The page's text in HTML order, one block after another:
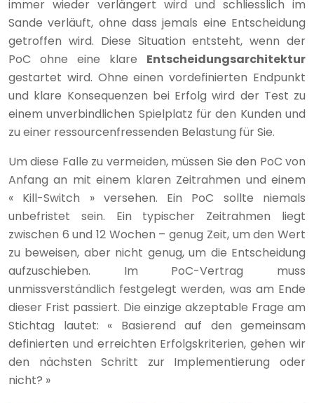
immer wieder verlängert wird und schliesslich im
Sande verläuft, ohne dass jemals eine Entscheidung
getroffen wird. Diese Situation entsteht, wenn der
PoC ohne eine klare Entscheidungsarchitektur
gestartet wird. Ohne einen vordefinierten Endpunkt
und klare Konsequenzen bei Erfolg wird der Test zu
einem unverbindlichen Spielplatz für den Kunden und
zu einer ressourcenfressenden Belastung für Sie.
Um diese Falle zu vermeiden, müssen Sie den PoC von
Anfang an mit einem klaren Zeitrahmen und einem
« Kill-Switch » versehen. Ein PoC sollte niemals
unbefristet sein. Ein typischer Zeitrahmen liegt
zwischen 6 und 12 Wochen – genug Zeit, um den Wert
zu beweisen, aber nicht genug, um die Entscheidung
aufzuschieben. Im PoC-Vertrag muss
unmissverständlich festgelegt werden, was am Ende
dieser Frist passiert. Die einzige akzeptable Frage am
Stichtag lautet: « Basierend auf den gemeinsam
definierten und erreichten Erfolgskriterien, gehen wir
den nächsten Schritt zur Implementierung oder
nicht? »